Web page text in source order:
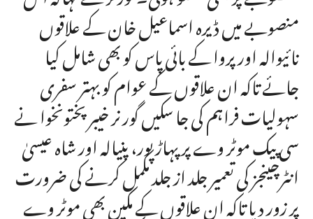
منصوبے میں ڈیرہ اسماعیل خان کے علاقوں
نائیوالہ اور پروا کے بائی پاس کو بھی شامل کیا
جائے تاکہ ان علاقوں کے عوام کو بہتر سفری
سہولیات فراہم کی جا سکیں گورنر خیبر پختونخوا نے
سی پیک موٹر وے پر پہاڑپور، پنیالہ اور شاہ عیسیٰ
انٹرچینجز کی تعمیر جلد از جلد مکمل کرنے کی ضرورت
پر زور دیا تاکہ ان علاقوں کے مکین بھی موٹر وے